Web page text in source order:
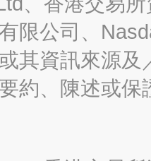
限公司、
其資訊來源
約、陳述或